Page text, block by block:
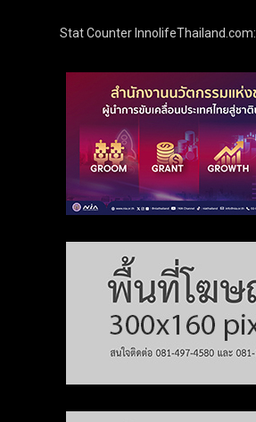
Stat Counter InnolifeThailand.com: